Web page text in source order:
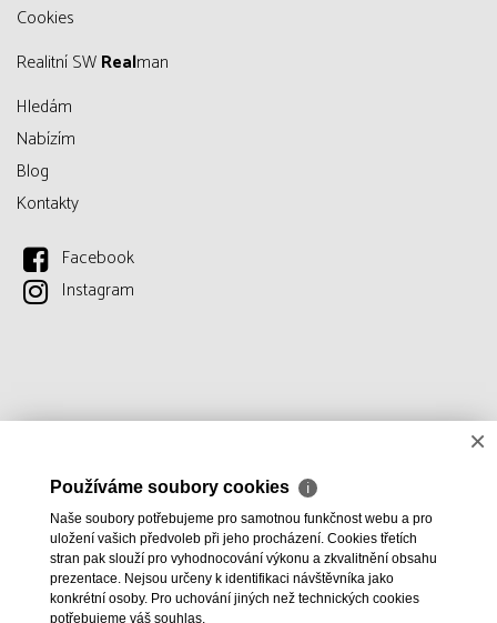
Cookies
Realitní SWRealman
Hledám
Nabízím
Blog
Kontakty
Facebook
Instagram
×
Používáme soubory cookies ℹ
Naše soubory potřebujeme pro samotnou funkčnost webu a pro
uložení vašich předvoleb při jeho procházení. Cookies třetích
stran pak slouží pro vyhodnocování výkonu a zkvalitnění obsahu
prezentace. Nejsou určeny k identifikaci návštěvníka jako
konkrétní osoby. Pro uchování jiných než technických cookies
potřebujeme váš souhlas.